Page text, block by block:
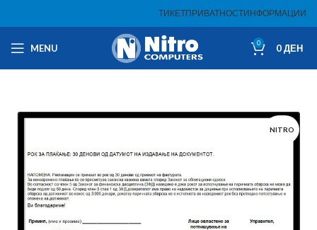
ТИКЕТПРИВАТНОСТИНФОРМАЦИИ
MENU 0 0ДЕН
NITRO